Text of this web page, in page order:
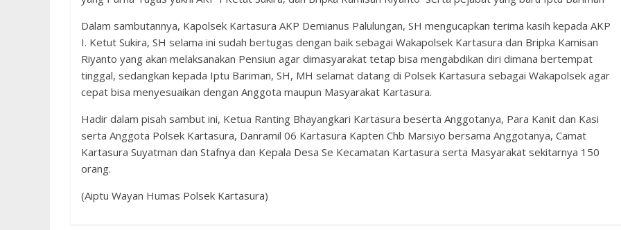
Dalam sambutannya, Kapolsek Kartasura AKP Demianus Palulungan, SH mengucapkan terima kasih kepada AKP
I. Ketut Sukira, SH selama ini sudah bertugas dengan baik sebagai Wakapolsek Kartasura dan Bripka Kamisan
Riyanto yang akan melaksanakan Pensiun agar dimasyarakat tetap bisa mengabdikan diri dimana bertempat
tinggal, sedangkan kepada Iptu Bariman, SH, MH selamat datang di Polsek Kartasura sebagai Wakapolsek agar
cepat bisa menyesuaikan dengan Anggota maupun Masyarakat Kartasura.
Hadir dalam pisah sambut ini, Ketua Ranting Bhayangkari Kartasura beserta Anggotanya, Para Kanit dan Kasi
serta Anggota Polsek Kartasura, Danramil 06 Kartasura Kapten Chb Marsiyo bersama Anggotanya, Camat
Kartasura Suyatman dan Stafnya dan Kepala Desa Se Kecamatan Kartasura serta Masyarakat sekitarnya 150
orang.
(Aiptu Wayan Humas Polsek Kartasura)